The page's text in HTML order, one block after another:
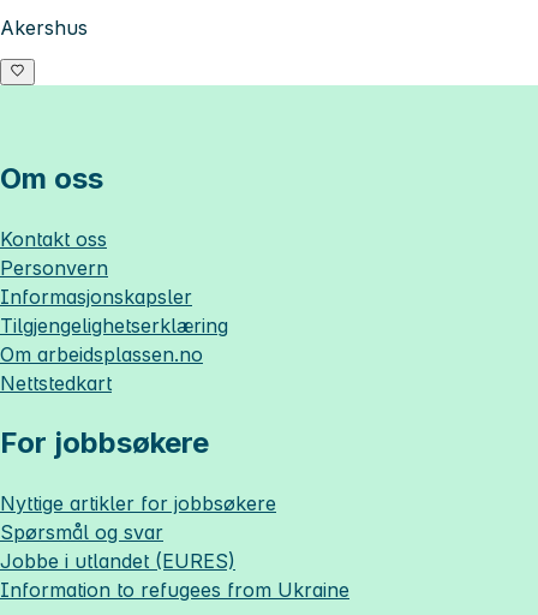
Akershus
Om oss
Kontakt oss
Personvern
Informasjonskapsler
Tilgjengelighetserklæring
Om arbeidsplassen.no
Nettstedkart
For jobbsøkere
Nyttige artikler for jobbsøkere
Spørsmål og svar
Jobbe i utlandet (EURES)
Information to refugees from Ukraine